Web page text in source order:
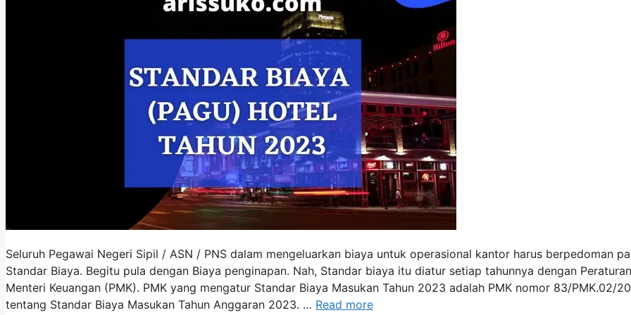
Seluruh Pegawai Negeri Sipil / ASN / PNS dalam mengeluarkan biaya untuk operasional kantor harus berpedoman
Standar Biaya. Begitu pula dengan Biaya penginapan. Nah, Standar biaya itu diatur setiap tahunnya dengan Peraturan
Menteri Keuangan (PMK). PMK yang mengatur Standar Biaya Masukan Tahun 2023 adalah PMK nomor 83/PMK.02/
tentang Standar Biaya Masukan Tahun Anggaran 2023. … Read more